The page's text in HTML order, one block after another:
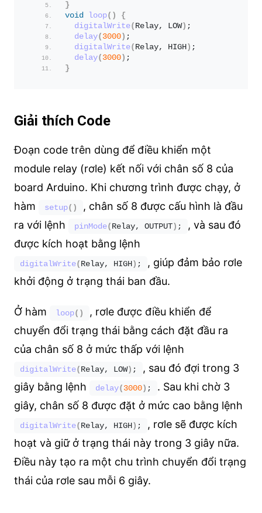
}
void
loop()
{
digitalWrite( Relay, LOW) ;
delay( 3000) ;
digitalWrite( Relay, HIGH) ;
delay( 3000) ;
}
Giải thích Code
Đoạn code trên dùng để điều khiển một
module relay (rơle) kết nối với chân số 8 của
board Arduino. Khi chương trình được chạy, ở
hàm
setup()
, chân số 8 được cấu hình là đầu
ra với lệnh
pinMode( Relay, OUTPUT) ;
, và sau đó
được kích hoạt bằng lệnh
digitalWrite( Relay, HIGH) ;
, giúp đảm bảo rơle
khởi động ở trạng thái ban đầu.
Ở hàm loop()
, rơle được điều khiển để
chuyển đổi trạng thái bằng cách đặt đầu ra
của chân số 8 ở mức thấp với lệnh
digitalWrite( Relay, LOW) ;
, sau đó đợi trong 3
giây bằng lệnh
delay( 3000) ;
. Sau khi chờ 3
giây, chân số 8 được đặt ở mức cao bằng lệnh
digitalWrite( Relay, HIGH) ;
, rơle sẽ được kích
hoạt và giữ ở trạng thái này trong 3 giây nữa.
Điều này tạo ra một chu trình chuyển đổi trạng
thái của rơle sau mỗi 6 giây.